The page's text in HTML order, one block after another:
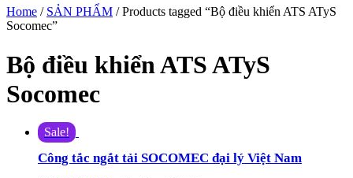
Home / SẢN PHẨM / Products tagged “Bộ điều khiển ATS ATyS
Socomec”
Bộ điều khiển ATS ATyS
Socomec
Sale!
Công tắc ngắt tải SOCOMEC đại lý Việt Nam